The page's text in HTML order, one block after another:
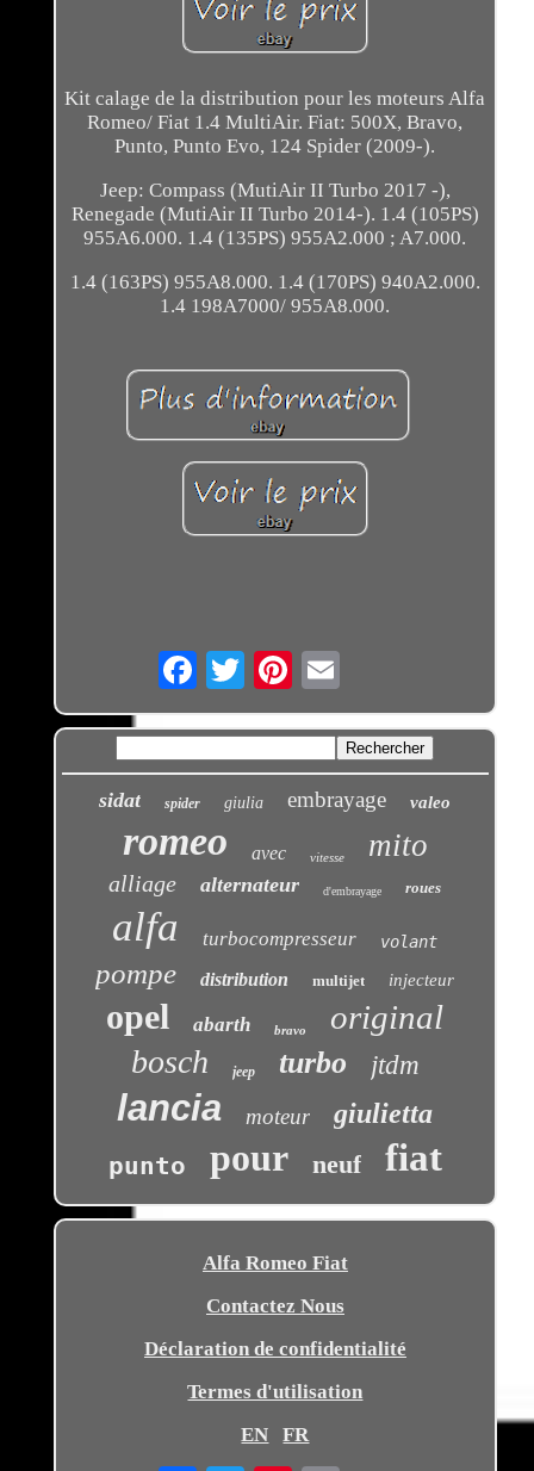
Kit calage de la distribution pour les moteurs Alfa
Romeo/ Fiat 1.4 MultiAir. Fiat: 500X, Bravo,
Punto, Punto Evo, 124 Spider (2009-).
Jeep: Compass (MutiAir II Turbo 2017 -),
Renegade (MutiAir II Turbo 2014-). 1.4 (105PS)
955A6.000. 1.4 (135PS) 955A2.000 ; A7.000.
1.4 (163PS) 955A8.000. 1.4 (170PS) 940A2.000.
1.4 198A7000/ 955A8.000.
Email
sidat spider giulia embrayage valeo
romeo avec vitesse mito
alliage alternateur d'embrayage roues
alfa turbocompresseur volant
pompe distribution multijet injecteur
opel abarth bravo original
bosch jeep turbo jtdm
lancia moteur giulietta
punto pour neuf fiat
Alfa Romeo Fiat
Contactez Nous
Déclaration de confidentialité
Termes d'utilisation
EN
FR